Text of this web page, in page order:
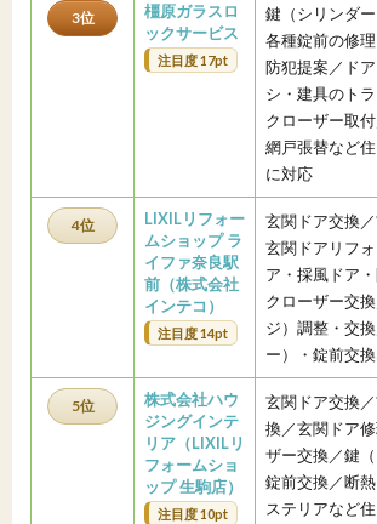
3位
橿原ガラスロ
ックサービス
注目度 17pt
鍵（シリンダ
各種錠前の修
防犯提案／ド
シ・建具のト
クローザー取
網戸張替など
に対応
4位
LIXILリフォー
ムショップ ラ
イファ奈良駅
前（株式会社
インテコ）
注目度 14pt
玄関ドア交換
玄関ドアリフ
ア・採風ドア
クローザー交
ジ）調整・交
ー）・錠前交
5位
株式会社ハウ
ジングインテ
リア（LIXILリ
フォームショ
ップ 生駒店）
注目度 10pt
玄関ドア交換
換／玄関ドア
ザー交換／鍵
錠前交換／断
ステリアなど